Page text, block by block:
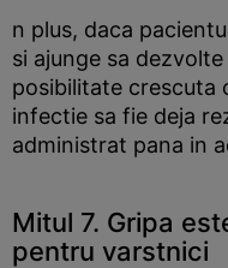
n plus, daca
si ajunge sa
posibilitate crescuta
infectie sa fie deja
administrat pana in
Mitul 7. Gripa
pentru varstnici